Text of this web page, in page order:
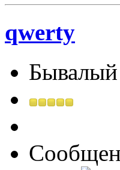
qwerty
Бывалый